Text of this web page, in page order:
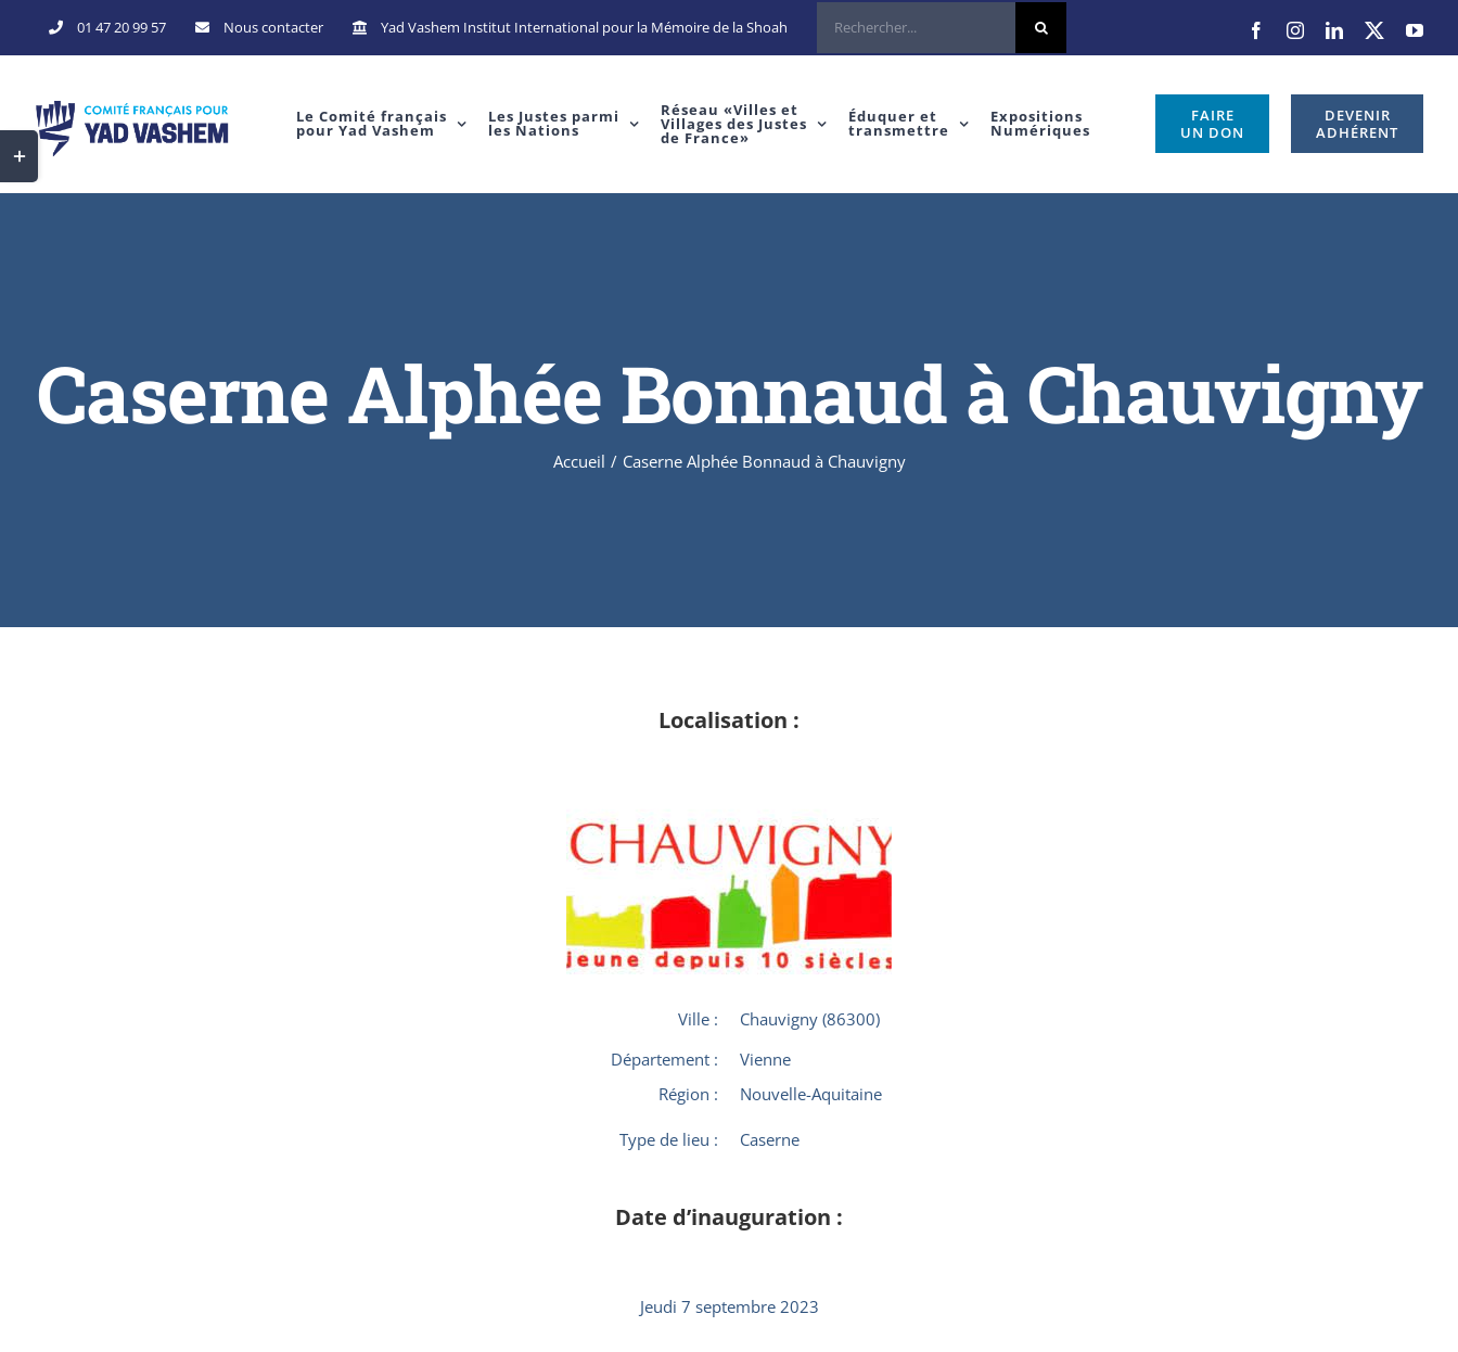
01 47 20 99 57 Nous contacter Yad Vashem Institut International pour la Mémoire de la Shoah
Le Comité français
pour Yad Vashem
Les Justes parmi
les Nations
Réseau «Villes et
Villages des Justes
de France»
Éduquer et
transmettre
Expositions
Numériques
FAIRE
UN DON
DEVENIR
ADHÉRENT
Caserne Alphée Bonnaud à Chauvigny
Accueil / Caserne Alphée Bonnaud à Chauvigny
Localisation :
Ville :
Chauvigny (86300)
Département :
Vienne
Région :
Nouvelle-Aquitaine
Type de lieu : Caserne
Date d’inauguration :
Jeudi 7 septembre 2023